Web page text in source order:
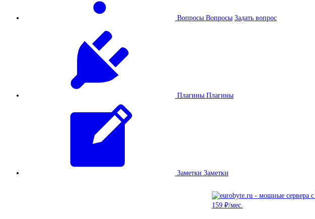
Вопросы Вопросы Задать вопрос
Плагины Плагины
Заметки Заметки